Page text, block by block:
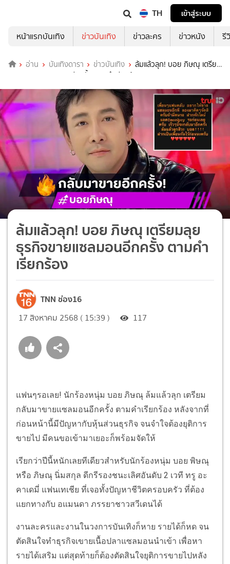
TH
เข้าสู่ระบบ
หน้าแรกบันเทิง
ข่าวบันเทิง ข่าวละคร ข่าวหนัง รี
อ่าน บันเทิงดารา ข่าวบันเทิง
ล้มแล้วลุก! บอย ภิษณุ เตรียม
ลุยธุรกิจขายแซลมอนอีกครั้ง ตามคำเรียกร้อง
ล้มแล้วลุก! บอย ภิษณุ เตรียมลุย
ธุรกิจขายแซลมอนอีกครั้ง ตามคำ
เรียกร้อง
TNN ช่อง16
17 สิงหาคม 2568 ( 15:39 ) 117
แฟนๆรอเลย! นักร้องหนุ่ม บอย ภิษณุ ล้มแล้วลุก เตรียม
กลับมาขายแซลมอนอีกครั้ง ตามคำเรียกร้อง หลังจากที่
ก่อนหน้านี้มีปัญหากับหุ้นส่วนธุรกิจ จนจำใจต้องยุติการ
ขายไป มีคนขอเข้ามาเยอะก็พร้อมจัดให้
เรียกว่าปีนี้หนักเลยทีเดียวสำหรับนักร้องหนุ่ม บอย พิษณุ
หรือ ภิษณุ นิ่มสกุล ดีกรีรองชนะเลิศอันดับ 2 เวที ทรู อะ
คาเดมี่ แฟนเทเชีย ที่เจอทั้งปัญหาชีวิตครอบครัว ที่ต้อง
แยกทางกับ อแมนดา ภรรยาชาวสวีเดนได้
งานละครและงานในวงการบันเทิงก็หาย รายได้ก็หด จน
ตัดสินใจทำธุรกิจเขายเนื้อปลาแซลมอนนำเข้า เพื่อหา
รายได้เสริม แต่สุดท้ายก็ต้องตัดสินใจยุติการขายไปหลัง